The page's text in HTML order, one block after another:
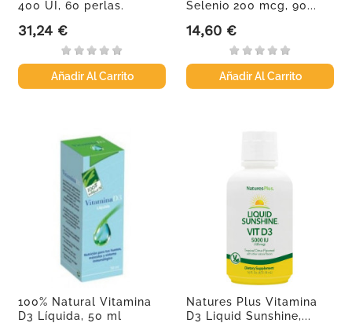
400 UI, 60 perlas.
Precio
31,24 €
Añadir Al Carrito
Selenio 200 mcg, 90...
Precio
14,60 €
Añadir Al Carrito
100% Natural Vitamina
D3 Líquida, 50 ml
Natures Plus Vitamina
D3 Liquid Sunshine,...